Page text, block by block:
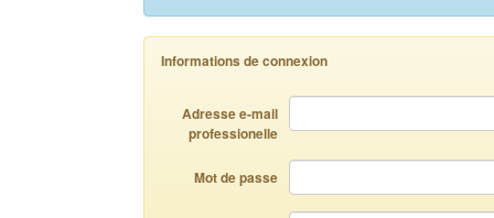
Informations de connexion
Adresse e-mail
professionelle
Mot de passe